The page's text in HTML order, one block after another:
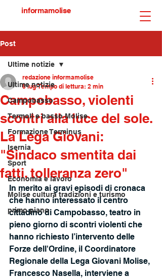
informamolise
Post
Ultime notizie
Campobasso
Termoli e basso Molise
Formazione Terminus
Isernia
Sport
Economia e lavoro
Molise cultura tradizioni e turismo
primo piano
Ultime notizie
Campobasso, violenti
scontri alla luce del sole.
La Lega Giovani:
"Sindaco smentita dai
fatti, tolleranza zero"
redazione informamolise
8 lug Tempo di lettura: 2 min
In merito ai gravi episodi di cronaca
che hanno interessato il centro
cittadino di Campobasso, teatro in
pieno giorno di scontri violenti che
hanno richiesto l’intervento delle
Forze dell'Ordine, il Coordinatore
Regionale della Lega Giovani Molise,
Francesco Nasella, interviene a